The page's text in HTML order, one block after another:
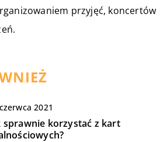
przyjęć, koncertów
2021
sprawnie korzystać z kart